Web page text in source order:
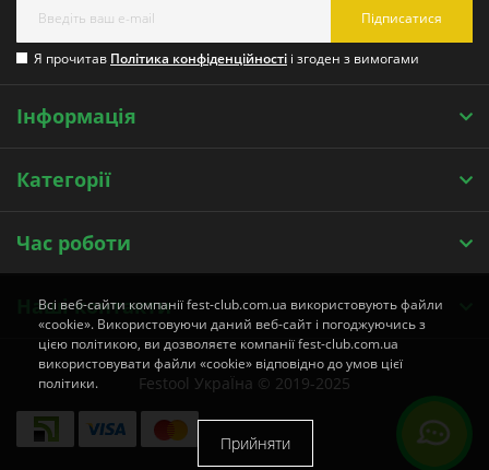
Підписатися
Я прочитав Політика конфіденційності і згоден з вимогами
Інформація
Категорії
Час роботи
Наші контакти
Festool УкраЇна © 2019-2025
Всі веб-сайти компанії fest-club.com.ua використовують файли
«cookie». Використовуючи даний веб-сайт і погоджуючись з
цією політикою, ви дозволяєте компанії fest-club.com.ua
використовувати файли «cookie» відповідно до умов цієї
політики.
Прийняти